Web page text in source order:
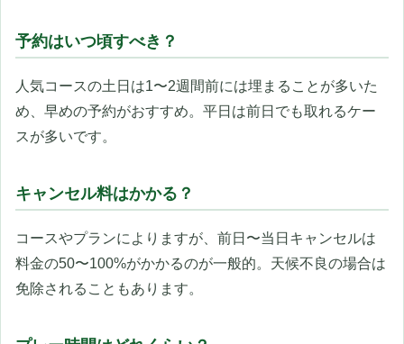
予約はいつ頃すべき？
人気コースの土日は1〜2週間前には埋まることが多いた
め、早めの予約がおすすめ。平日は前日でも取れるケー
スが多いです。
キャンセル料はかかる？
コースやプランによりますが、前日〜当日キャンセルは
料金の50〜100%がかかるのが一般的。天候不良の場合は
免除されることもあります。